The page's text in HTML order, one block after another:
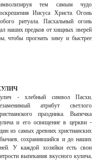
тем самым чудо
Иисуса Христа. Огонь
ритуала. Пасхальный огонь
наших предков от хищных зверей
чтобы прогнать зиму и быстрее
- хлебный символ Пасхи,
атрибут светлого
праздника. Выпечка
и его освящение в церкви -
из самых древних христианских
сохранившийся и до наших
У каждой хозяйки есть свои
выпекания вкусного кулича,